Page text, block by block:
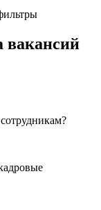
вакансий